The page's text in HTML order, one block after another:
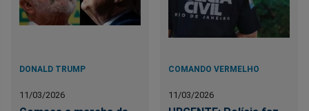
DONALD TRUMP
11/03/2026
COMANDO VERMELHO
11/03/2026